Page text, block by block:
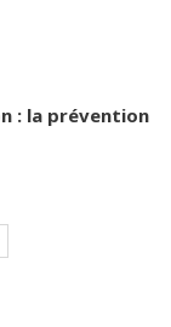
: la prévention